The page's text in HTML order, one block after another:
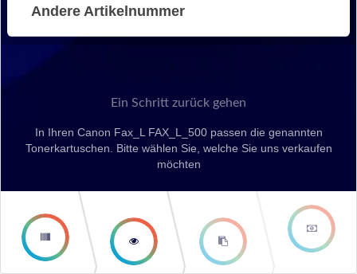
Andere Artikelnummer
Ein Schritt zurück gehen
In Ihren Canon Fax_L FAX_L_500 passen die genannten
Tonerkartuschen. Bitte wählen Sie, welche Sie uns verkaufen
möchten
second
step
third step